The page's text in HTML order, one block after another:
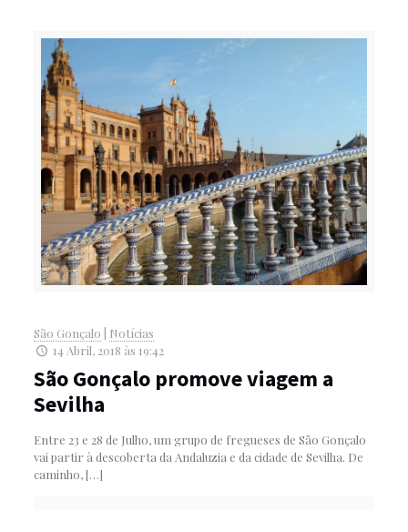
São Gonçalo
Notícias
14 Abril, 2018 às 19:42
São Gonçalo promove viagem a
Sevilha
Entre 23 e 28 de Julho, um grupo de fregueses de São Gonçalo
vai partir à descoberta da Andaluzia e da cidade de Sevilha. De
caminho,[…]